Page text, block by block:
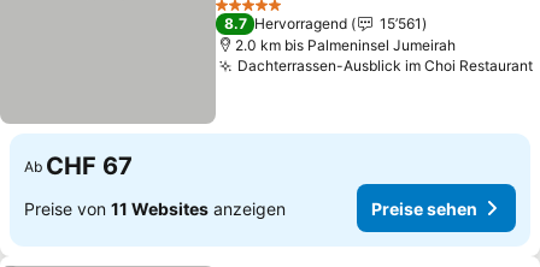
5 Sterne
8.7 Hervorragend
15’561
2.0 km bis Palmeninsel Jumeirah
Dachterrassen-Ausblick im Choi Restaurant
Ab CHF 67
Preise von 11 Websites anzeigen Preise sehen